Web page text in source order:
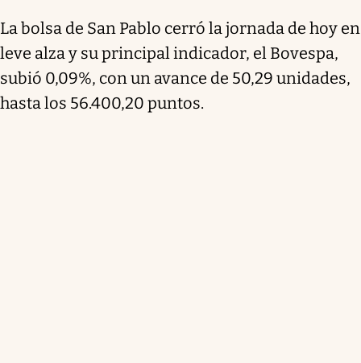
La bolsa de San Pablo cerró la jornada de hoy en
leve alza y su principal indicador, el Bovespa,
subió 0,09%, con un avance de 50,29 unidades,
hasta los 56.400,20 puntos.